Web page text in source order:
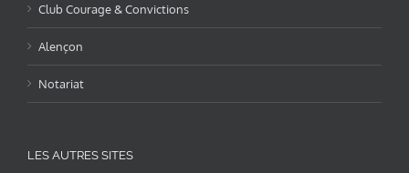
Club Courage & Convictions
Alençon
Notariat
LES AUTRES SITES